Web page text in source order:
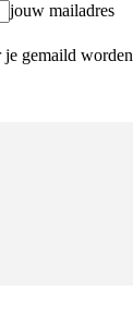
jouw mailadres
gemaild worden